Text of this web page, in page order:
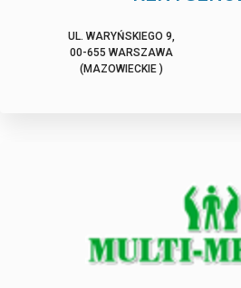
UL. WARYŃSKIEGO 9,
00-655 WARSZAWA
(MAZOWIECKIE )